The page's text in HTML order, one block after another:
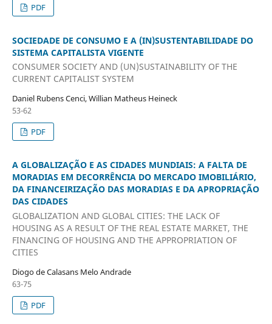
PDF
SOCIEDADE DE CONSUMO E A (IN)SUSTENTABILIDADE DO
SISTEMA CAPITALISTA VIGENTE
CONSUMER SOCIETY AND (UN)SUSTAINABILITY OF THE
CURRENT CAPITALIST SYSTEM
Daniel Rubens Cenci, Willian Matheus Heineck
53-62
PDF
A GLOBALIZAÇÃO E AS CIDADES MUNDIAIS: A FALTA DE
MORADIAS EM DECORRÊNCIA DO MERCADO IMOBILIÁRIO,
DA FINANCEIRIZAÇÃO DAS MORADIAS E DA APROPRIAÇÃO
DAS CIDADES
GLOBALIZATION AND GLOBAL CITIES: THE LACK OF
HOUSING AS A RESULT OF THE REAL ESTATE MARKET, THE
FINANCING OF HOUSING AND THE APPROPRIATION OF
CITIES
Diogo de Calasans Melo Andrade
63-75
PDF